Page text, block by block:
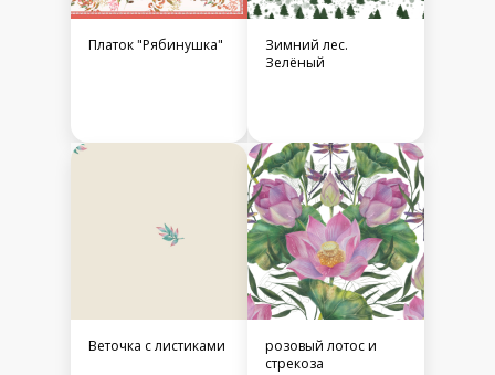
Платок "Рябинушка"
Зимний лес.
Зелёный
Веточка с листиками
розовый лотос и
стрекоза